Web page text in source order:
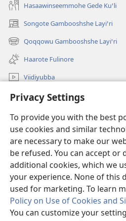
Privacy Settings
To provide you with the best
use cookies and similar
are necessary to make our
be refused. You can accept or
additional cookies, which we
your experience. None of this
used for marketing. To learn
Policy on Use of Cookies and
You can customize your
Hasaawinseemmohe Gede Kuꞌli
Songote Gambooshshe Layiꞌri
(opens
new
window)
Qoqqowu Gambooshshe Layiꞌri
(opens
new
window)
Haarote Fulinore
Viidiyubba
Hasiꞌri
Fushsho
(opens
new
window)Agarooshshu Shaeta
(opens
new
window)JW Hub ®
(opens
new
window)